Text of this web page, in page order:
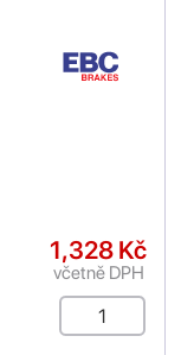
1,328 Kč
včetně DPH